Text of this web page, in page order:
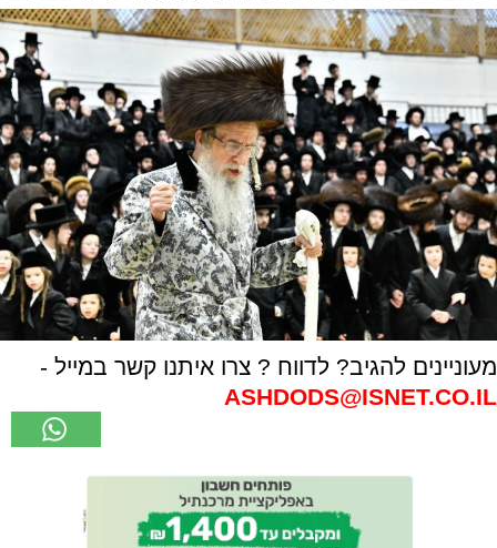
מעוניינים להגיב? לדווח ? צרו איתנו קשר במייל -
ASHDODS@ISNET.CO.IL